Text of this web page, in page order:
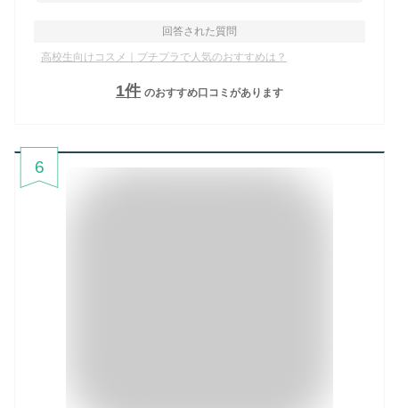
回答された質問
高校生向けコスメ｜プチプラで人気のおすすめは？
1件 のおすすめ口コミがあります
6